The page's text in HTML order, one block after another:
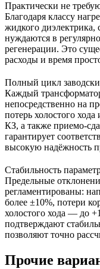
Практически не
Благодаря классу
жидкого
нуждаются в
регенерации. Это
расходы и время
Полный цикл
Каждый
непосредственно на
потерь холостого
КЗ, а также приемо-
гарантирует
высокую надёжность
Стабильность
Предельные
регламентированы:
более ±10%, потери
холостого хода — до
подтверждают
позволяют точно
Прочие